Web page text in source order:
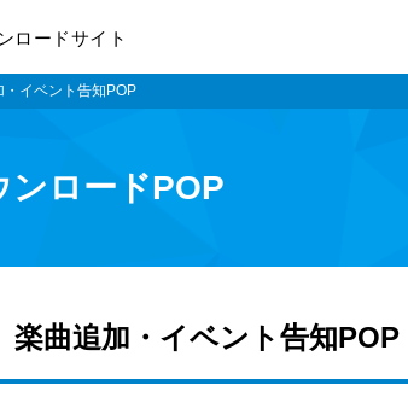
ロードサイト
・イベント告知POP
ンロードPOP
楽曲追加・イベント告知POP